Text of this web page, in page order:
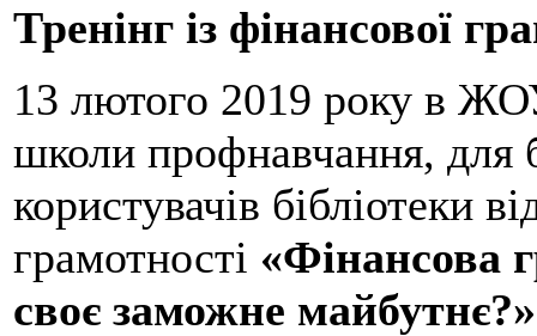
Тренінг із фінансової
13 лютого 2019 року в
школи профнавчання, для
користувачів бібліотеки
грамотності «Фінансова
своє заможне